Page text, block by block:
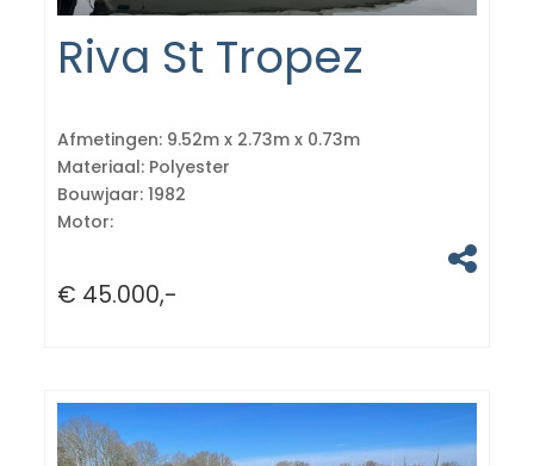
Riva St Tropez
Afmetingen: 9.52m x 2.73m x 0.73m
Materiaal: Polyester
Bouwjaar: 1982
Motor:
€ 45.000,-